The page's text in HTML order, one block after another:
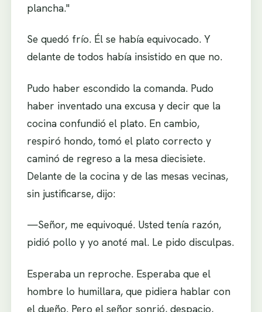
plancha."
Se quedó frío. Él se había equivocado. Y
delante de todos había insistido en que no.
Pudo haber escondido la comanda. Pudo
haber inventado una excusa y decir que la
cocina confundió el plato. En cambio,
respiró hondo, tomó el plato correcto y
caminó de regreso a la mesa diecisiete.
Delante de la cocina y de las mesas vecinas,
sin justificarse, dijo:
—Señor, me equivoqué. Usted tenía razón,
pidió pollo y yo anoté mal. Le pido disculpas.
Esperaba un reproche. Esperaba que el
hombre lo humillara, que pidiera hablar con
el dueño. Pero el señor sonrió, despacio,